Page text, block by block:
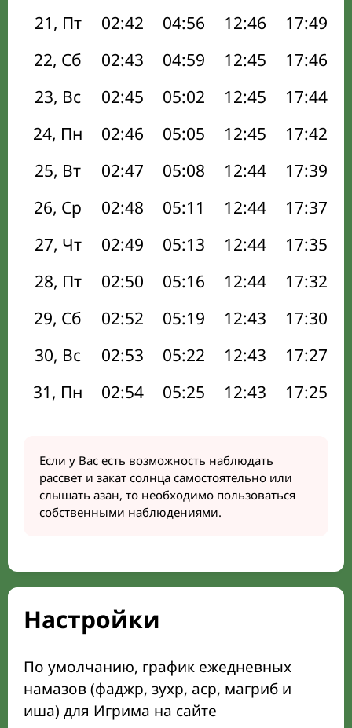
21, Пт
02:42 04:56 12:46 17:49
22, Сб
02:43 04:59 12:45 17:46
23, Вс
02:45 05:02 12:45 17:44
24, Пн
02:46 05:05 12:45 17:42
25, Вт
02:47 05:08 12:44 17:39
26, Ср
02:48 05:11 12:44 17:37
27, Чт
02:49 05:13 12:44 17:35
28, Пт
02:50 05:16 12:44 17:32
29, Сб
02:52 05:19 12:43 17:30
30, Вс
02:53 05:22 12:43 17:27
31, Пн
02:54 05:25 12:43 17:25
Если у Вас есть возможность наблюдать
рассвет и закат солнца самостоятельно или
слышать азан, то необходимо пользоваться
собственными наблюдениями.
Настройки
По умолчанию, график ежедневных
намазов (фаджр, зухр, аср, магриб и
иша) для Игрима на сайте